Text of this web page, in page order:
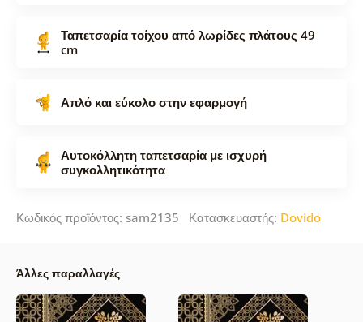
Ταπετσαρία τοίχου από λωρίδες πλάτους 49
cm
Απλό και εύκολο στην εφαρμογή
Αυτοκόλλητη ταπετσαρία με ισχυρή
συγκολλητικότητα
Κωδικός προϊόντος: sam2135 Κατασκευαστής: Dovido
Άλλες παραλλαγές